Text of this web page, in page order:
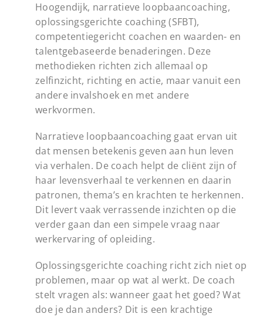
Hoogendijk, narratieve loopbaancoaching,
oplossingsgerichte coaching (SFBT),
competentiegericht coachen en waarden- en
talentgebaseerde benaderingen. Deze
methodieken richten zich allemaal op
zelfinzicht, richting en actie, maar vanuit een
andere invalshoek en met andere
werkvormen.
Narratieve loopbaancoaching gaat ervan uit
dat mensen betekenis geven aan hun leven
via verhalen. De coach helpt de cliënt zijn of
haar levensverhaal te verkennen en daarin
patronen, thema’s en krachten te herkennen.
Dit levert vaak verrassende inzichten op die
verder gaan dan een simpele vraag naar
werkervaring of opleiding.
Oplossingsgerichte coaching richt zich niet op
problemen, maar op wat al werkt. De coach
stelt vragen als: wanneer gaat het goed? Wat
doe je dan anders? Dit is een krachtige